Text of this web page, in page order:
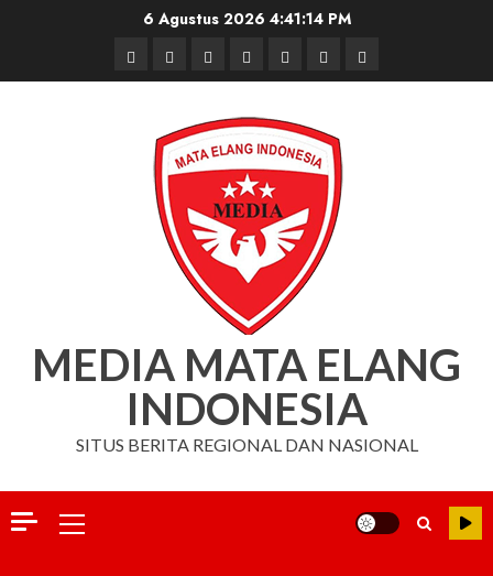
6 Agustus 2026 4:41:15 PM
BerandaNasionalDaerahHukum
dan
Kriminal
Pendidikan
Box
Redaksi
Iklan
MEDIA MATA ELANG
INDONESIA
SITUS BERITA REGIONAL DAN NASIONAL
Primary